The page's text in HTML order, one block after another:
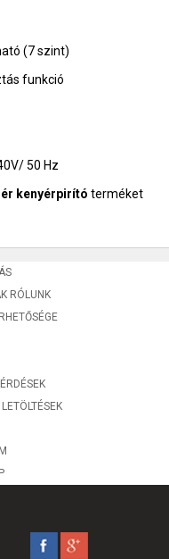
(7 szint)
funkció
50 Hz
kenyérpirító terméket
RÓLUNK